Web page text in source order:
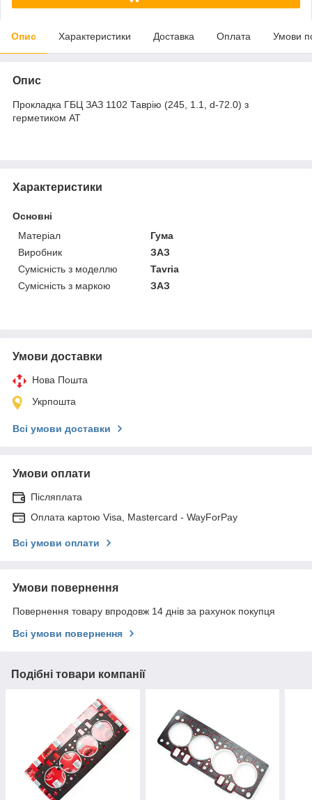
Опис Характеристики Доставка Оплата Умови
Опис
Прокладка ГБЦ ЗАЗ 1102 Таврію (245, 1.1, d-72.0) з
герметиком AT
Характеристики
Основні
Матеріал
Гума
Виробник
ЗАЗ
Сумісність з моделлю
Tavria
Сумісність з маркою
ЗАЗ
Умови доставки
Нова Пошта
Укрпошта
Всі умови доставки
Умови оплати
Післяплата
Оплата картою Visa, Mastercard - WayForPay
Всі умови оплати
Умови повернення
Повернення товару впродовж 14 днів за рахунок покупця
Всі умови повернення
Подібні товари компанії